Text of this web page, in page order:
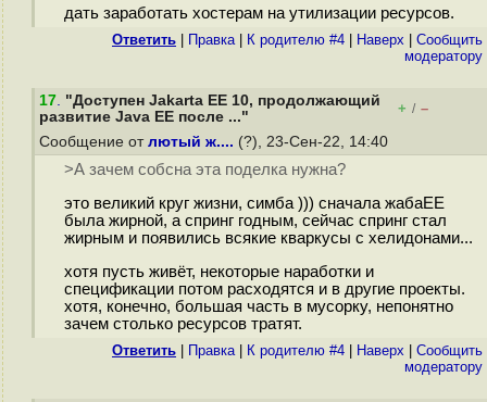
дать заработать хостерам на утилизации ресурсов.
Ответить Правка| К родителю #4 Наверх
Cообщить
модератору
17. "Доступен Jakarta EE 10, продолжающий
развитие Java EE после ..."
+ / –
Сообщение от лютый ж.... (?), 23-Сен-22, 14:40
>А зачем собсна эта поделка нужна?
это великий круг жизни, симба ))) сначала жабаЕЕ
была жирной, а спринг годным, сейчас спринг стал
жирным и появились всякие кваркусы с хелидонами...
хотя пусть живёт, некоторые наработки и
спецификации потом расходятся и в другие проекты.
хотя, конечно, большая часть в мусорку, непонятно
зачем столько ресурсов тратят.
Ответить Правка| К родителю #4 Наверх
Cообщить
модератору